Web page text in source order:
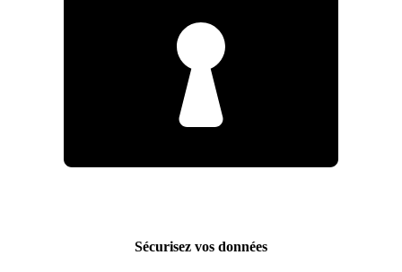
Sécurisez vos données